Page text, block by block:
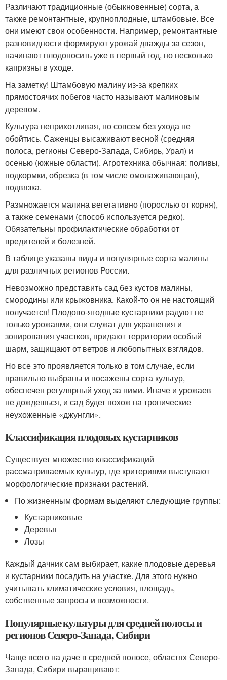
Различают традиционные (обыкновенные) сорта, а
также ремонтантные, крупноплодные, штамбовые. Все
они имеют свои особенности. Например, ремонтантные
разновидности формируют урожай дважды за сезон,
начинают плодоносить уже в первый год, но несколько
капризны в уходе.
На заметку! Штамбовую малину из-за крепких
прямостоячих побегов часто называют малиновым
деревом.
Культура неприхотливая, но совсем без ухода не
обойтись. Саженцы высаживают весной (средняя
полоса, регионы Северо-Запада, Сибирь, Урал) и
осенью (южные области). Агротехника обычная: поливы,
подкормки, обрезка (в том числе омолаживающая),
подвязка.
Размножается малина вегетативно (порослью от корня),
а также семенами (способ используется редко).
Обязательны профилактические обработки от
вредителей и болезней.
В таблице указаны виды и популярные сорта малины
для различных регионов России.
Невозможно представить сад без кустов малины,
смородины или крыжовника. Какой-то он не настоящий
получается! Плодово-ягодные кустарники радуют не
только урожаями, они служат для украшения и
зонирования участков, придают территории особый
шарм, защищают от ветров и любопытных взглядов.
Но все это проявляется только в том случае, если
правильно выбраны и посажены сорта культур,
обеспечен регулярный уход за ними. Иначе и урожаев
не дождешься, и сад будет похож на тропические
неухоженные «джунгли».
Классификация плодовых кустарников
Существует множество классификаций
рассматриваемых культур, где критериями выступают
морфологические признаки растений.
По жизненным формам выделяют следующие группы:
Кустарниковые
Деревья
Лозы
Каждый дачник сам выбирает, какие плодовые деревья
и кустарники посадить на участке. Для этого нужно
учитывать климатические условия, площадь,
собственные запросы и возможности.
Популярные культуры для средней полосы и
регионов Северо-Запада, Сибири
Чаще всего на даче в средней полосе, областях Северо-
Запада, Сибири выращивают: